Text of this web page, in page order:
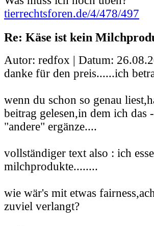
tierrechtsforen.de/4/478/497
Re: Käse ist kein
Autor: redfox | Datum:
danke für den preis......ich
wenn du schon so genau
beitrag gelesen,in dem ich das
"andere" ergänze....
vollständiger text also : ich
milchprodukte........
wie wär's mit etwas
zuviel verlangt?